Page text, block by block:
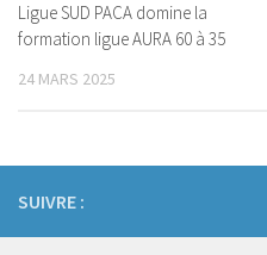
Ligue SUD PACA domine la
formation ligue AURA 60 à 35
24 MARS 2025
SUIVRE :